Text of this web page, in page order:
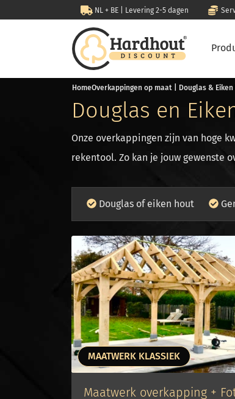
NL + BE | Levering 2-5 dagen
HomeOverkappingen op maat | Douglas &
Douglas en
Onze overkappingen zijn van hoge
rekentool. Zo kan je jouw gewenste
Douglas of eiken hout
MAATWERK KLASSIEK
Maatwerk overkapping +